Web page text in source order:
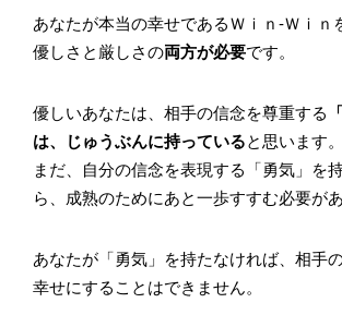
あなたが本当の幸せであるＷｉｎ-Ｗｉｎ
優しさと厳しさの両方が必要です。
優しいあなたは、相手の信念を尊重する
は、じゅうぶんに持っていると思います。
まだ、自分の信念を表現する「勇気」を
ら、成熟のためにあと一歩すすむ必要があ
あなたが「勇気」を持たなければ、相手
幸せにすることはできません。